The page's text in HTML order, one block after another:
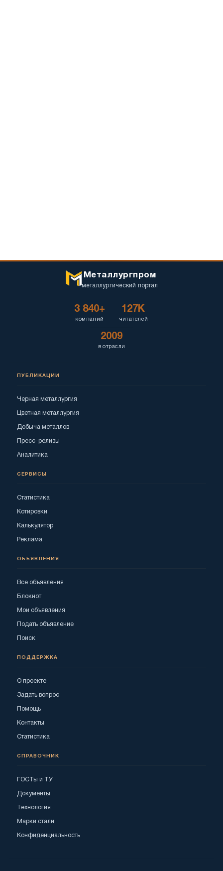
Металлургпром
металлургический портал
3 840+
компаний
127K
читателей
2009
в отрасли
ПУБЛИКАЦИИ
Черная металлургия
Цветная металлургия
Добыча металлов
Пресс-релизы
Аналитика
СЕРВИСЫ
Статистика
Котировки
Калькулятор
Реклама
ОБЪЯВЛЕНИЯ
Все объявления
Блокнот
Мои объявления
Подать объявление
Поиск
ПОДДЕРЖКА
О проекте
Задать вопрос
Помощь
Контакты
Статистика
СПРАВОЧНИК
ГОСТы и ТУ
Документы
Технология
Марки стали
Конфиденциальность